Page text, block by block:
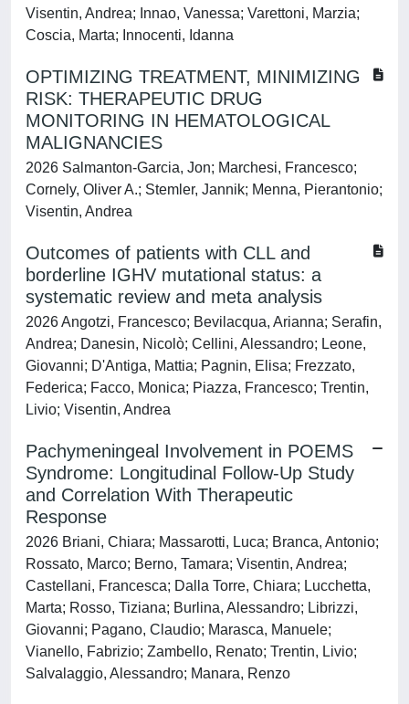
Visentin, Andrea; Innao, Vanessa; Varettoni, Marzia;
Coscia, Marta; Innocenti, Idanna
OPTIMIZING TREATMENT, MINIMIZING
RISK: THERAPEUTIC DRUG
MONITORING IN HEMATOLOGICAL
MALIGNANCIES
2026 Salmanton-Garcia, Jon; Marchesi, Francesco;
Cornely, Oliver A.; Stemler, Jannik; Menna, Pierantonio;
Visentin, Andrea
Outcomes of patients with CLL and
borderline IGHV mutational status: a
systematic review and meta analysis
2026 Angotzi, Francesco; Bevilacqua, Arianna; Serafin,
Andrea; Danesin, Nicolò; Cellini, Alessandro; Leone,
Giovanni; D'Antiga, Mattia; Pagnin, Elisa; Frezzato,
Federica; Facco, Monica; Piazza, Francesco; Trentin,
Livio; Visentin, Andrea
Pachymeningeal Involvement in POEMS
Syndrome: Longitudinal Follow‐Up Study
and Correlation With Therapeutic
Response
2026 Briani, Chiara; Massarotti, Luca; Branca, Antonio;
Rossato, Marco; Berno, Tamara; Visentin, Andrea;
Castellani, Francesca; Dalla Torre, Chiara; Lucchetta,
Marta; Rosso, Tiziana; Burlina, Alessandro; Librizzi,
Giovanni; Pagano, Claudio; Marasca, Manuele;
Vianello, Fabrizio; Zambello, Renato; Trentin, Livio;
Salvalaggio, Alessandro; Manara, Renzo